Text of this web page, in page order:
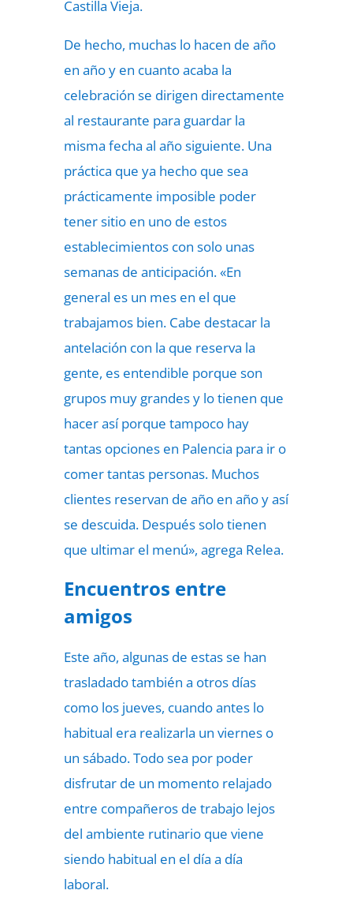
Castilla Vieja.
De hecho, muchas lo hacen de año
en año y en cuanto acaba la
celebración se dirigen directamente
al restaurante para guardar la
misma fecha al año siguiente. Una
práctica que ya hecho que sea
prácticamente imposible poder
tener sitio en uno de estos
establecimientos con solo unas
semanas de anticipación. «En
general es un mes en el que
trabajamos bien. Cabe destacar la
antelación con la que reserva la
gente, es entendible porque son
grupos muy grandes y lo tienen que
hacer así porque tampoco hay
tantas opciones en Palencia para ir o
comer tantas personas. Muchos
clientes reservan de año en año y así
se descuida. Después solo tienen
que ultimar el menú», agrega Relea.
Encuentros entre
amigos
Este año, algunas de estas se han
trasladado también a otros días
como los jueves, cuando antes lo
habitual era realizarla un viernes o
un sábado. Todo sea por poder
disfrutar de un momento relajado
entre compañeros de trabajo lejos
del ambiente rutinario que viene
siendo habitual en el día a día
laboral.